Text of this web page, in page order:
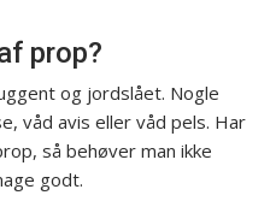
prop?
og jordslået. Nogle
våd avis eller våd pels. Har
så behøver man ikke
godt.